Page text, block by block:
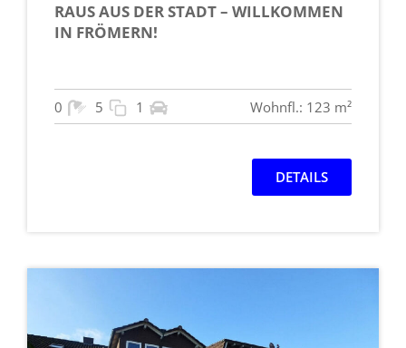
RAUS AUS DER STADT – WILLKOMMEN
IN FRÖMERN!
0 5 1 Wohnfl.: 123 m²
DETAILS